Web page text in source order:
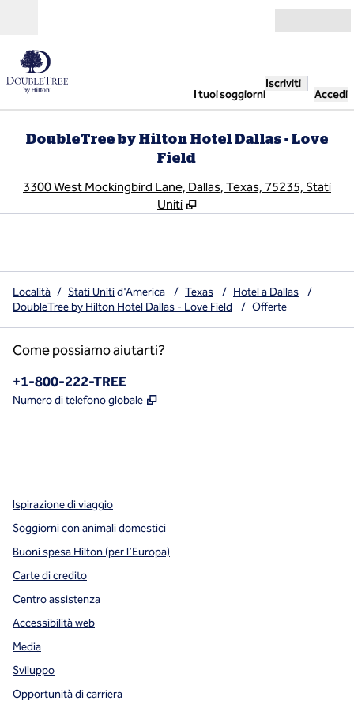
I tuoi soggiorni
Iscriviti
Accedi
DoubleTree by Hilton Hotel Dallas - Love
Field
3300 West Mockingbird Lane, Dallas, Texas, 75235, Stati
Uniti
Località / Stati Unitid'America / Texas / Hotel a Dallas
/
DoubleTree by Hilton Hotel Dallas - Love Field
/ Offerte
Come possiamo aiutarti?
Telefono:
+1-800-222-TREE
Numero di telefono globale ,
Ispirazione di viaggio
Soggiorni con animali domestici
Buoni spesa Hilton (per l’Europa)
Carte di credito
Centro assistenza
Accessibilità web
Media
Sviluppo
Opportunità di carriera